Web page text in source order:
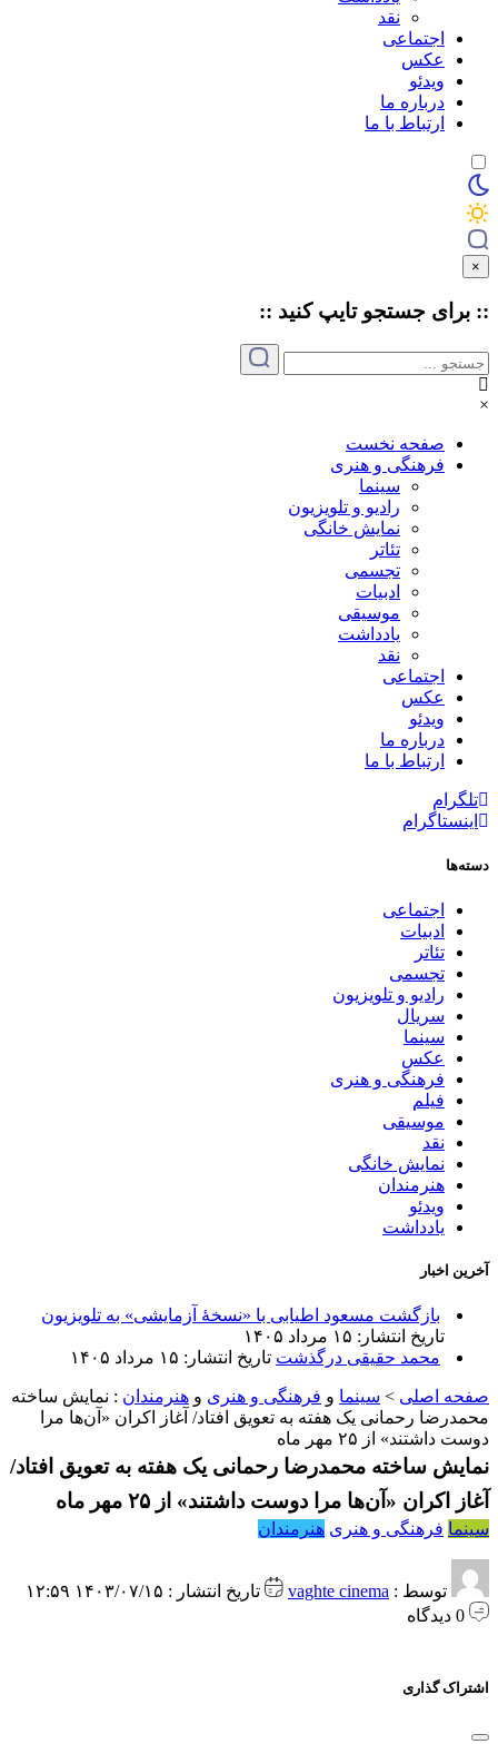
نقد
اجتماعی
عکس
ویدئو
درباره ما
ارتباط با ما
×
:: برای جستجو تایپکنید ::
×
صفحه نخست
فرهنگی و هنری
سینما
رادیو و تلویزیون
نمایش خانگی
تئاتر
تجسمی
ادبیات
موسیقی
یادداشت
نقد
اجتماعی
عکس
ویدئو
درباره ما
ارتباط با ما
تلگرام
اینستاگرام
دسته‌ها
اجتماعی
ادبیات
تئاتر
تجسمی
رادیو و تلویزیون
سریال
سینما
عکس
فرهنگی و هنری
فیلم
موسیقی
نقد
نمایش خانگی
هنرمندان
ویدئو
یادداشت
آخرین اخبار
بازگشت مسعود اطیابی با «نسخهٔ آزمایشی» به تلویزیون
تاریخ انتشار: ۱۵ مرداد ۱۴۰۵
محمد حقیقی درگذشت تاریخ انتشار: ۱۵ مرداد ۱۴۰۵
صفحه اصلی > سینما و فرهنگی و هنری و هنرمندان : نمایش ساخته
محمدرضا رحمانی یک هفته به تعویق افتاد/ آغاز اکران «آن‌ها مرا
دوست داشتند» از ۲۵ مهر ماه
نمایش ساخته محمدرضا رحمانی یک هفته به تعویق افتاد/
آغاز اکران «آن‌ها مرا دوست داشتند» از ۲۵ مهر ماه
سینما فرهنگی و هنری هنرمندان
توسط : vaghte cinema
تاریخ انتشار : ۱۴۰۳/۰۷/۱۵ ۱۲:۵۹
اشتراک گذاری